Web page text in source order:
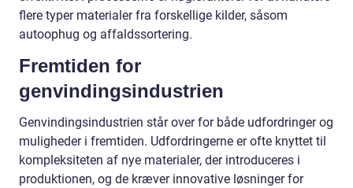
flere typer materialer fra forskellige kilder, såsom
autoophug og affaldssortering.
Fremtiden for
genvindingsindustrien
Genvindingsindustrien står over for både udfordringer og
muligheder i fremtiden. Udfordringerne er ofte knyttet til
kompleksiteten af nye materialer, der introduceres i
produktionen, og de kræver innovative løsninger for